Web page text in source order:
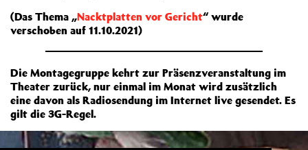
(Das Thema „Nacktplatten vor Gericht“ wurde
verschoben auf 11.10.2021)
Die Montagegruppe kehrt zur Präsenzveranstaltung im
Theater zurück, nur einmal im Monat wird zusätzlich
eine davon als Radiosendung im Internet live gesendet. Es
gilt die 3G-Regel.